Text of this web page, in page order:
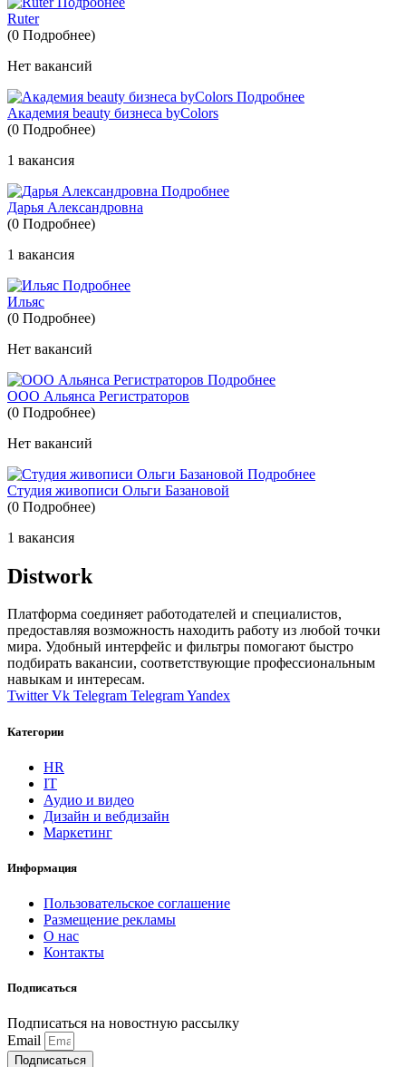
Ruter
(0 Подробнее)
Нет вакансий
Подробнее
Академия beauty бизнеса byColors
(0 Подробнее)
1 вакансия
Подробнее
Дарья Александровна
(0 Подробнее)
1 вакансия
Подробнее
Ильяс
(0 Подробнее)
Нет вакансий
Подробнее
ООО Альянса Регистраторов
(0 Подробнее)
Нет вакансий
Подробнее
Студия живописи Ольги Базановой
(0 Подробнее)
1 вакансия
Distwork
Платформа соединяет работодателей и специалистов,
предоставляя возможность находить работу из любой точки
мира. Удобный интерфейс и фильтры помогают быстро
подбирать вакансии, соответствующие профессиональным
навыкам и интересам.
Twitter Vk Telegram TelegramYandex
Категории
HR
IT
Аудио и видео
Дизайн и вебдизайн
Маркетинг
Информация
Пользовательское соглашение
Размещение рекламы
О нас
Контакты
Подписаться
Подписаться на новостную рассылку
Email
Подписаться